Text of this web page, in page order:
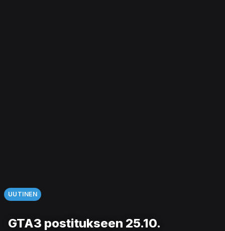
UUTINEN
GTA3 postitukseen 25.10.